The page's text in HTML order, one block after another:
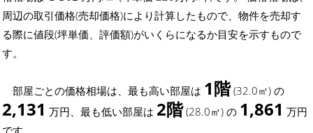
周辺の取引価格(売却価格)により計算したもので、物件を売却す
る際に値段(坪単価、評価額)がいくらになるか目安を示すもので
す。
部屋ごとの価格相場は、最も高い部屋は 1階(32.0㎡) の
2,131 万円、最も低い部屋は 2階(28.0㎡) の 1,861 万円